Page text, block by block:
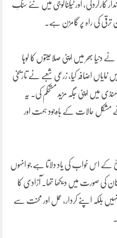
کارکردگی، اور ٹیکنالوجی میں نئے سنگِ
کی راہ پر گامزن ہے۔
دنیا بھر میں اپنی صلاحیتوں کا لوہا
اضافہ کیا، زرعی شعبے نے تاریخی
میں اپنی جگہ مزید مستحکم کی۔ یہ
حالات کے باوجود ہمت اور
کے اس خواب کی یاد دلاتا ہے جو انہوں
کی صورت میں دیکھا تھا۔ آزادی کا
بلکہ اپنے کردار، عمل اور محنت سے